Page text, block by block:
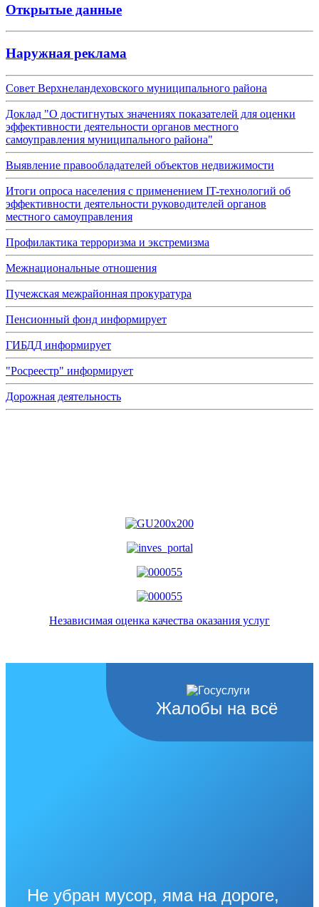
Открытые данные
Наружная реклама
Совет Верхнеландеховского муниципального района
Доклад "О достигнутых значениях показателей для оценки
эффективности деятельности органов местного
самоуправления муниципального района"
Выявление правообладателей объектов недвижимости
Итоги опроса населения с применением IT-технологий об
эффективности деятельности руководителей органов
местного самоуправления
Профилактика терроризма и экстремизма
Межнациональные отношения
Пучежская межрайонная прокуратура
Пенсионный фонд информирует
ГИБДД информирует
"Росреестр" информирует
Дорожная деятельность
Независимая оценка качества оказания услуг
Жалобы на всё
Не убран мусор, яма на дороге,